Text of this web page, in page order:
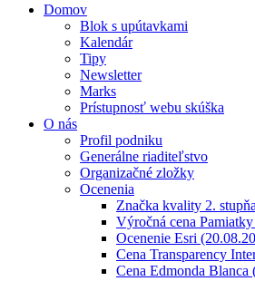
Domov
Blok s upútavkami
Kalendár
Tipy
Newsletter
Marks
Prístupnosť webu skúška
O nás
Profil podniku
Generálne riaditeľstvo
Organizačné zložky
Ocenenia
Značka kvality 2.
Výročná cena
Ocenenie Esri
Cena Transparency
Cena Edmonda Blanca